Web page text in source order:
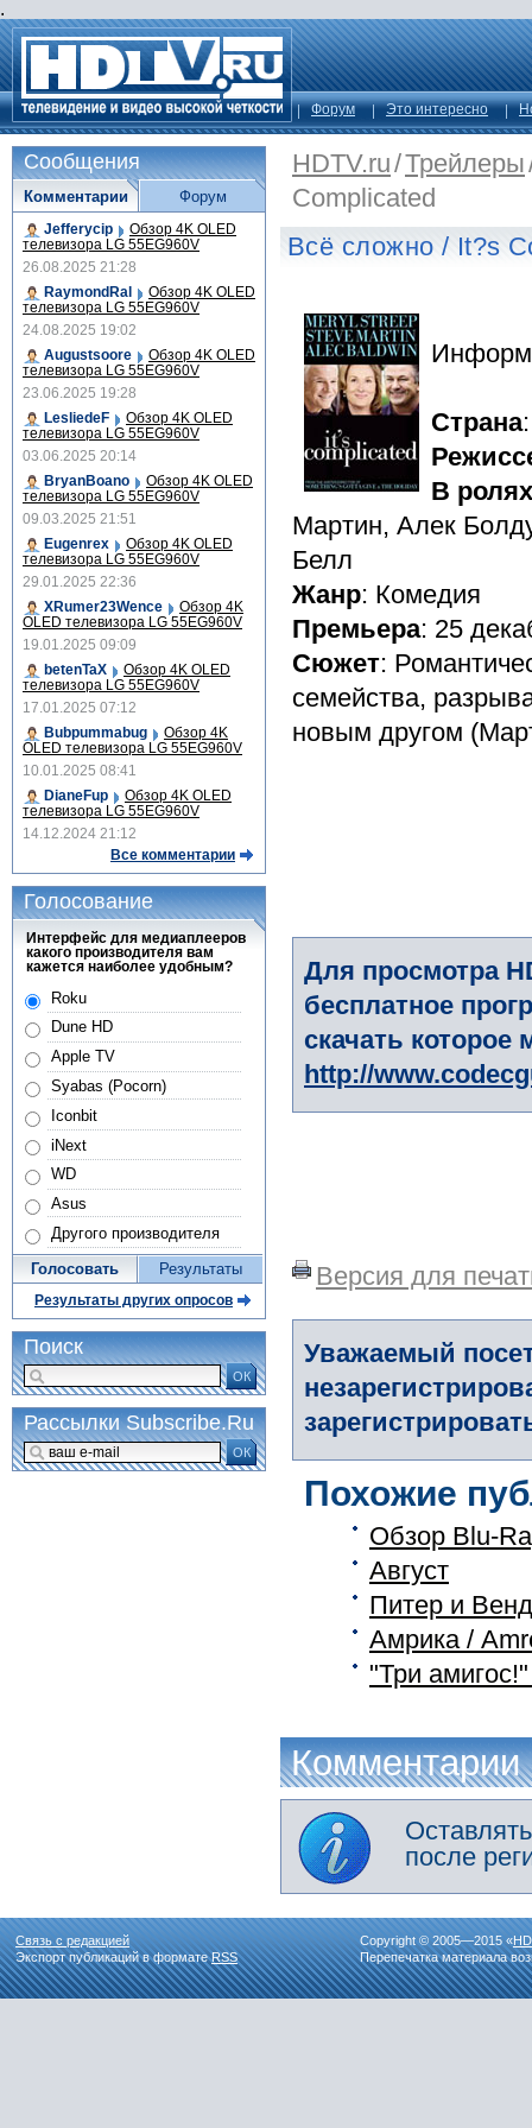
.
Форум Это интересно
HDTV.ru/Трейлеры
Complicated
Всё сложно / It?s
Страна
В ролях
Мартин, Алек
Белл
Жанр: Комедия
Премьера: 25
Сюжет:
семейства,
новым другом
Для просмотра
бесплатное
скачать
http://
Версия для
Уважаемый
Похожие
Обзор Blu-
Август
Питер и
Амрика /
"Три
Комментарии
после
Сообщения
Комментарии
Jefferycip Обзор 4K OLED
телевизора LG 55EG960V
26.08.2025 21:28
RaymondRal
Обзор 4K OLED
телевизора LG 55EG960V
24.08.2025 19:02
Augustsoore
Обзор 4K OLED
телевизора LG 55EG960V
23.06.2025 19:28
LesliedeF
Обзор 4K OLED
телевизора LG 55EG960V
03.06.2025 20:14
BryanBoano
Обзор 4K OLED
телевизора LG 55EG960V
09.03.2025 21:51
Eugenrex
Обзор 4K OLED
телевизора LG 55EG960V
29.01.2025 22:36
XRumer23Wence
Обзор 4K
OLED телевизора LG 55EG960V
19.01.2025 09:09
betenTaX
Обзор 4K OLED
телевизора LG 55EG960V
17.01.2025 07:12
Bubpummabug
Обзор 4K
OLED телевизора LG 55EG960V
10.01.2025 08:41
DianeFup
Обзор 4K OLED
телевизора LG 55EG960V
14.12.2024 21:12
Все комментарии
Форум
Голосование
Интерфейс для медиаплееров
какого производителя вам
кажется наиболее удобным?
Roku
Dune HD
Apple TV
Syabas (Pocorn)
Iconbit
iNext
WD
Asus
Другого производителя
Голосовать Результаты
Результаты других опросов
Поиск
ОК
Рассылки Subscribe.Ru
ОК
Связь с редакцией
Экспорт публикаций в форматеRSS
Copyright © 2005—2015 «
Перепечатка материала